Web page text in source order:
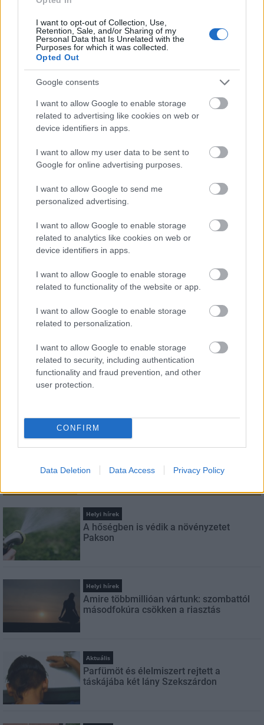
I want to opt-out of Collection, Use,
Retention, Sale, and/or Sharing of my
Personal Data that Is Unrelated with the
Purposes for which it was collected.
Opted Out
Google consents
I want to allow Google to enable storage
related to advertising like cookies on web or
device identifiers in apps.
I want to allow my user data to be sent to
Google for online advertising purposes.
I want to allow Google to send me
personalized advertising.
I want to allow Google to enable storage
related to analytics like cookies on web or
device identifiers in apps.
I want to allow Google to enable storage
related to functionality of the website or app.
I want to allow Google to enable storage
related to personalization.
I want to allow Google to enable storage
related to security, including authentication
functionality and fraud prevention, and other
user protection.
CONFIRM
Data Deletion Data Access Privacy Policy
árnyékában?
közműhálózatának fejlesztése
Látlelet a hazai víziközművekről?
múlt Bicske vízellátása
Épített öröksége megújításával is készül
Mohács a csata ötszázadik
HÍRLEVÉL
E-mail cím
FELIRATKOZÁS
Helyi hírek
A hőségben is védik a növényzetet
Pakson
Helyi hírek
Amire többmillióan vártunk: szombattól
másodfokúra csökken a riasztás
Aktuális
Parfümöt és élelmiszert rejtett a
táskájába két lány Szekszárdon